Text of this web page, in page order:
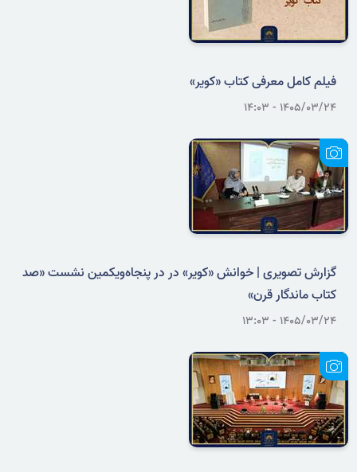
فیلم کامل معرفی کتاب «کویر»
۱۴۰۵/۰۳/۲۴ - ۱۴:۰۳
گزارش تصویری | خوانش «کویر» در در پنجاه‌ویکمین نشست «صد
کتاب ماندگار قرن»
۱۴۰۵/۰۳/۲۴ - ۱۳:۰۳